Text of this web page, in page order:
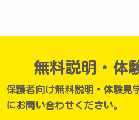
無料説明・体
保護者向け無料説明・体験見
にお問い合わせください。